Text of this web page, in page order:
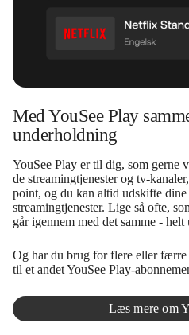
Med YouSee Play
underholdning
YouSee Play er til dig, som
de streamingtjenester og tv-
point, og du kan altid udskifte
streamingtjenester. Lige så ofte,
går igennem med det samme - helt
Og har du brug for flere eller
til et andet YouSee Play-
Læs mere om